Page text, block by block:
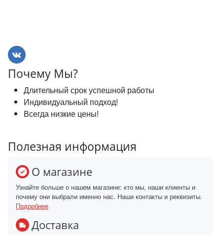
Почему Мы?
Длительный срок успешной работы
Индивидуальный подход!
Всегда низкие цены!
Полезная информация
О магазине
Узнайте больше о нашем магазине: кто мы, наши клиенты и
почему они выбрали именно нас. Наши контакты и реквизиты.
Подробнее
Доставка